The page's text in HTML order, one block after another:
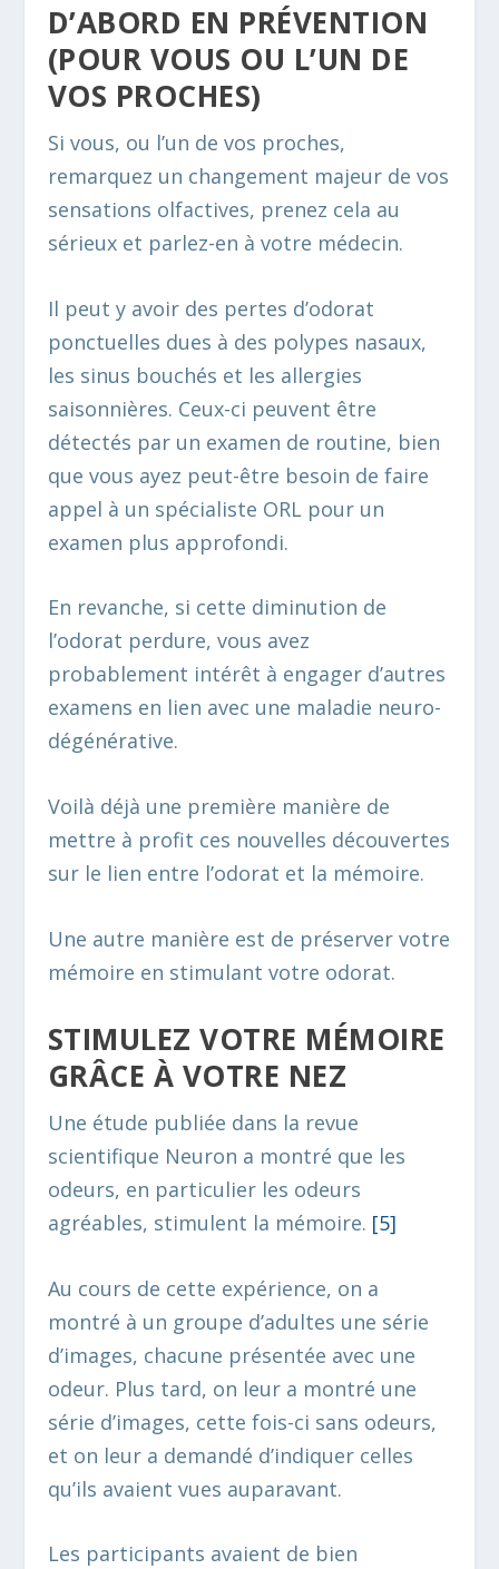
D’ABORD EN PRÉVENTION
(POUR VOUS OU L’UN DE
VOS PROCHES)
Si vous, ou l’un de vos proches,
remarquez un changement majeur de vos
sensations olfactives, prenez cela au
sérieux et parlez-en à votre médecin.
Il peut y avoir des pertes d’odorat
ponctuelles dues à des polypes nasaux,
les sinus bouchés et les allergies
saisonnières. Ceux-ci peuvent être
détectés par un examen de routine, bien
que vous ayez peut-être besoin de faire
appel à un spécialiste ORL pour un
examen plus approfondi.
En revanche, si cette diminution de
l’odorat perdure, vous avez
probablement intérêt à engager d’autres
examens en lien avec une maladie neuro-
dégénérative.
Voilà déjà une première manière de
mettre à profit ces nouvelles découvertes
sur le lien entre l’odorat et la mémoire.
Une autre manière est de préserver votre
mémoire en stimulant votre odorat.
STIMULEZ VOTRE MÉMOIRE
GRÂCE À VOTRE NEZ
Une étude publiée dans la revue
scientifique Neuron a montré que les
odeurs, en particulier les odeurs
agréables, stimulent la mémoire. [5]
Au cours de cette expérience, on a
montré à un groupe d’adultes une série
d’images, chacune présentée avec une
odeur. Plus tard, on leur a montré une
série d’images, cette fois-ci sans odeurs,
et on leur a demandé d’indiquer celles
qu’ils avaient vues auparavant.
Les participants avaient de bien